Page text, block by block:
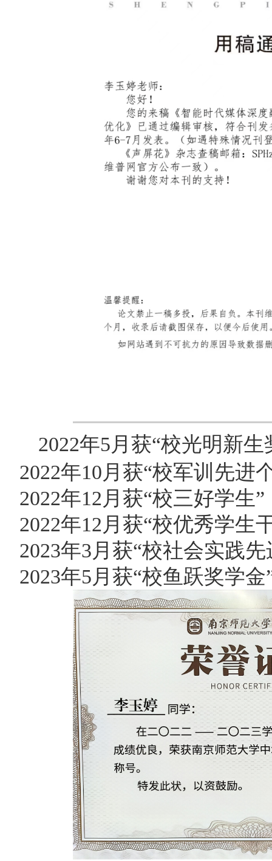
2022年5月获“校光明新生
2022年10月获“校军训先进
2022年12月获“校三好学生”
2022年12月获“校优秀学生
2023年3月获“校社会实践先
2023年5月获“校鱼跃奖学金